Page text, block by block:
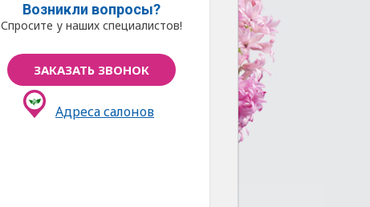
Возникли вопросы?
Спросите у наших специалистов!
ЗАКАЗАТЬ ЗВОНОК
Адреса салонов